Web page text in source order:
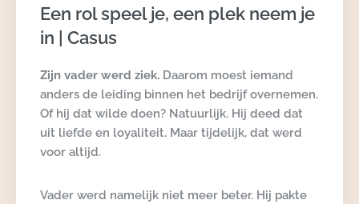
Een rol speel je, een plek neem je
in | Casus
Zijn vader werd ziek. Daarom moest iemand
anders de leiding binnen het bedrijf overnemen.
Of hij dat wilde doen? Natuurlijk. Hij deed dat
uit liefde en loyaliteit. Maar tijdelijk, dat werd
voor altijd.
Vader werd namelijk niet meer beter. Hij pakte